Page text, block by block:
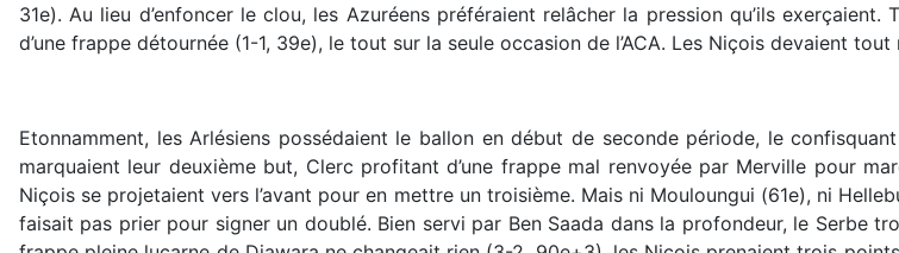
31e). Au lieu d’enfoncer le clou, les Azuréens préféraient relâcher la pression qu’ils
d’une frappe détournée (1-1, 39e), le tout sur la seule occasion de l’ACA. Les Niçois devaient
Etonnamment, les Arlésiens possédaient le ballon en début de seconde période, le
marquaient leur deuxième but, Clerc profitant d’une frappe mal renvoyée par Merville pour
Niçois se projetaient vers l’avant pour en mettre un troisième. Mais ni Mouloungui (61e), ni
faisait pas prier pour signer un doublé. Bien servi par Ben Saada dans la profondeur, le Serbe